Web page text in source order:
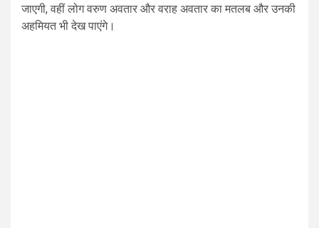
जाएगी, वहीं लोग वरुण अवतार और वराह अवतार का मतलब और उनकी
अहमियत भी देख पाएंगे।